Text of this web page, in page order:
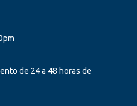
de 24 a 48 horas de